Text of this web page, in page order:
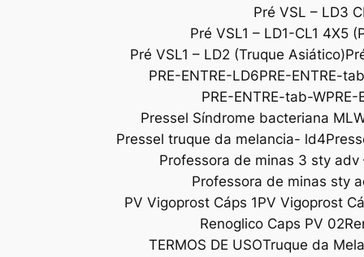
Pré VSL – LD3
Pré VSL1 – LD1-CL1 4X5
Pré VSL1 – LD2 (Truque Asiático)
PRE-ENTRE-LD6PRE-ENTRE-tab
PRE-ENTRE-tab-WPRE-
Pressel Síndrome bacteriana
Pressel truque da melancia- ld4
Professora de minas 3 sty adv
Professora de minas sty
PV Vigoprost Cáps 1PV Vigoprost
Renoglico Caps PV 02
TERMOS DE USOTruque da